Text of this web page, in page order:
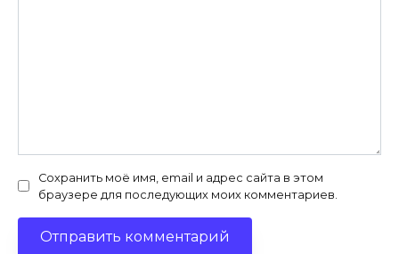
Сохранить моё имя, email и адрес сайта в этом
браузере для последующих моих комментариев.